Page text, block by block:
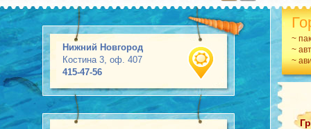
Нижний Новгород
Костина 3, оф. 407
415-47-56
~
~
~